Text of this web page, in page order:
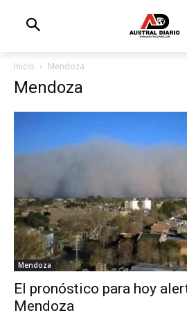
Inicio Mendoza
Mendoza
Mendoza
El pronóstico para hoy
Mendoza